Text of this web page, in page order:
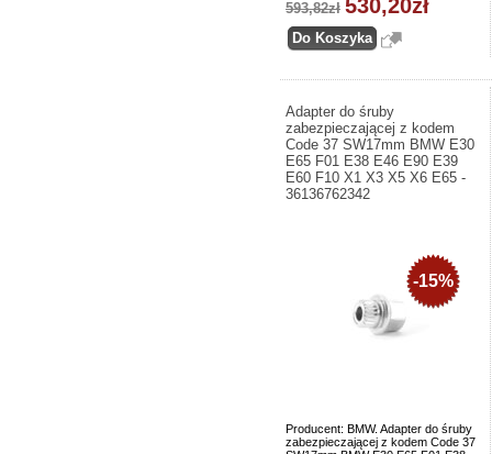
593,82zł 530,20zł
Adapter do śruby
zabezpieczającej z kodem
Code 37 SW17mm BMW E30
E65 F01 E38 E46 E90 E39
E60 F10 X1 X3 X5 X6 E65 -
36136762342
Producent: BMW. Adapter do śruby
zabezpieczającej z kodem Code 37
-15%